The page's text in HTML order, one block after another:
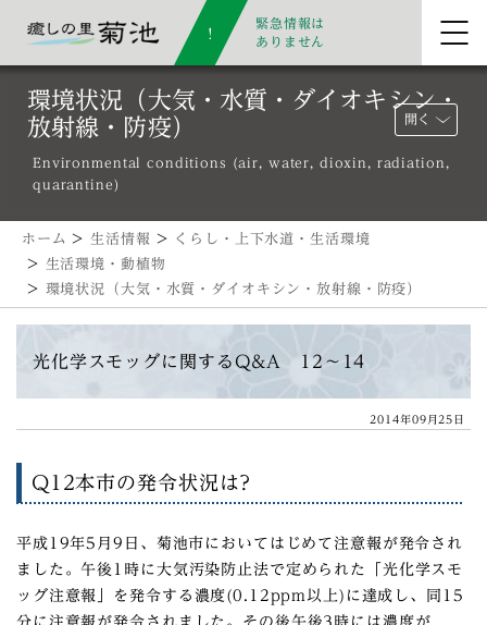
緊急情報は
ありません
環境状況（大気・水質・ダイオキシン・
放射線・防疫）
Environmental conditions (air, water, dioxin, radiation,
quarantine)
開く
ホーム >生活情報 >
くらし・上下水道・生活環境
> 生活環境・動植物
> 環境状況（大気・水質・ダイオキシン・放射線・防疫）
光化学スモッグに関するQ&A 12〜14
2014年09月25日
Q12本市の発令状況は?
平成19年5月9日、菊池市においてはじめて注意報が発令され
ました。午後1時に大気汚染防止法で定められた「光化学スモ
ッグ注意報」を発令する濃度(0.12ppm以上)に達成し、同15
分に注意報が発令されました。その後午後3時には濃度が